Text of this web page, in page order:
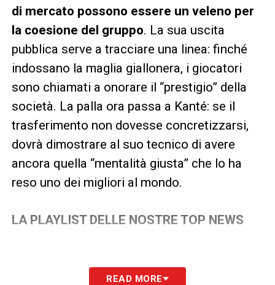
di mercato possono essere un veleno per
la coesione del gruppo. La sua uscita
pubblica serve a tracciare una linea: finché
indossano la maglia giallonera, i giocatori
sono chiamati a onorare il “prestigio” della
società. La palla ora passa a Kanté: se il
trasferimento non dovesse concretizzarsi,
dovrà dimostrare al suo tecnico di avere
ancora quella “mentalità giusta” che lo ha
reso uno dei migliori al mondo.
LA PLAYLIST DELLE NOSTRE TOP NEWS
READ MORE